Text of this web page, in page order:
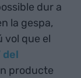
dur a
la gespa,
vol que el
del
producte